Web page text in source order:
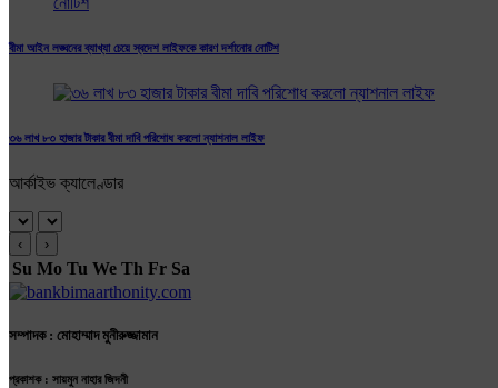
বীমা আইন লঙ্ঘনের ব্যাখ্যা চেয়ে স্বদেশ লাইফকে কারণ দর্শানোর নোটিশ
৩৬ লাখ ৮৩ হাজার টাকার বীমা দাবি পরিশোধ করলো ন্যাশনাল লাইফ
আর্কাইভ ক্যালেণ্ডার
‹ ›
Su Mo Tu We Th Fr Sa
সম্পাদক : মোহাম্মাদ মুনীরুজ্জামান
প্রকাশক : সায়মুন নাহার জিদনী